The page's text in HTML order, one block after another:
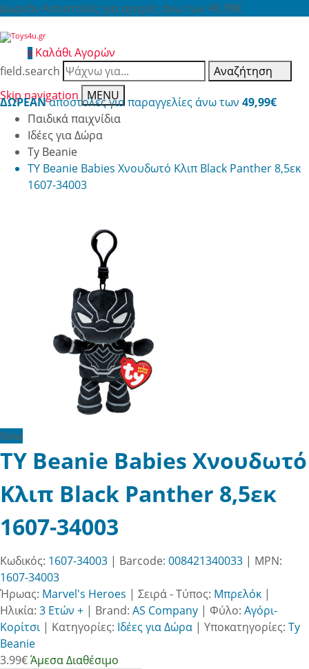
Δωρεάν Αποστολές για αγορές άνω των 49,99€
0 Καλάθι Αγορών
field.search
Αναζήτηση
Skip navigation
MENU
ΔΩΡΕΑΝαποστολές για παραγγελίες άνω των 49,99€
Παιδικά παιχνίδια
Ιδέες για Δώρα
Ty Beanie
TY Beanie Babies Χνουδωτό Κλιπ Black Panther 8,5εκ
1607-34003
New
TY Beanie Babies Χνουδωτό
Κλιπ Black Panther 8,5εκ
1607-34003
Κωδικός: 1607-34003 | Barcode: 008421340033 | MPN:
1607-34003
Ήρωας: Marvel's Heroes | Σειρά - Τύπος: Μπρελόκ |
Ηλικία: 3 Ετών + | Brand: AS Company | Φύλο: Αγόρι-
Κορίτσι| Κατηγορίες: Ιδέες για Δώρα | Υποκατηγορίες: Ty
Beanie
3.99€Άμεσα Διαθέσιμο